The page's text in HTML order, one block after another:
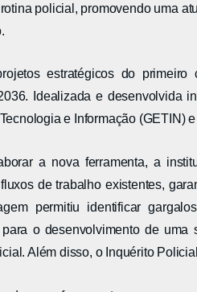
policial, promovendo uma
estratégicos do primeiro
Idealizada e desenvolvida
e Informação (GETIN)
a nova ferramenta, a
de trabalho existentes,
permitiu identificar
para o desenvolvimento de
Além disso, o Inquérito